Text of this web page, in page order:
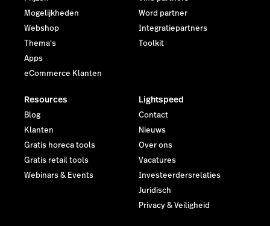
Mogelijkheden
Webshop
Thema's
Apps
eCommerce Klanten
Word partner
Integratiepartners
Toolkit
Resources
Blog
Klanten
Gratis horeca tools
Gratis retail tools
Webinars & Events
Lightspeed
Contact
Nieuws
Over ons
Vacatures
Investeerdersrelaties
Juridisch
Privacy & Veiligheid